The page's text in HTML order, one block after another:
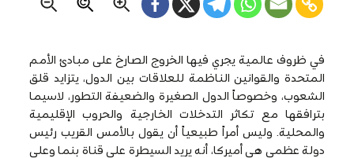
في ظروف عالمية يجري فيها الخروج الصارخ على مبادئ الأمم
المتحدة والقوانين الناظمة للعلاقات بين الدول، يتزايد قلق
الشعوب، وخصوصاً الدول الصغيرة والضعيفة التطور، لاسيما
بترافقها مع تكاثر التدخلات الخارجية والحروب الإقليمية
والمحلية. وليس أمراً طبيعياً أن يقول بالأمس القريب رئيس
دولة عظمى هي أميركا، أنه يريد السيطرة على قناة بنما وعلى